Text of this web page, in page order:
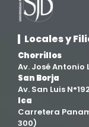
Facultad de
Facultad de
Filial Chincha
Filial Ica
Locales y
Chorrillos
Av. José Antonio
San Borja
Av. San Luis
Ica
Carretera
300)